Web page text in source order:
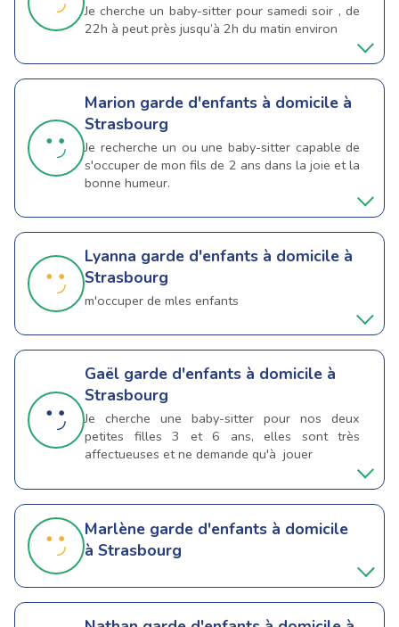
Je cherche un baby-sitter pour samedi soir , de
22h à peut près jusqu’à 2h du matin environ
Marion garde d'enfants à domicile à
Strasbourg
Je recherche un ou une baby-sitter capable de
s'occuper de mon fils de 2 ans dans la joie et la
bonne humeur.
Lyanna garde d'enfants à domicile à
Strasbourg
m'occuper de mles enfants
Gaël garde d'enfants à domicile à
Strasbourg
Je cherche une baby-sitter pour nos deux
petites filles 3 et 6 ans, elles sont très
affectueuses et ne demande qu'à jouer
Marlène garde d'enfants à domicile
à Strasbourg